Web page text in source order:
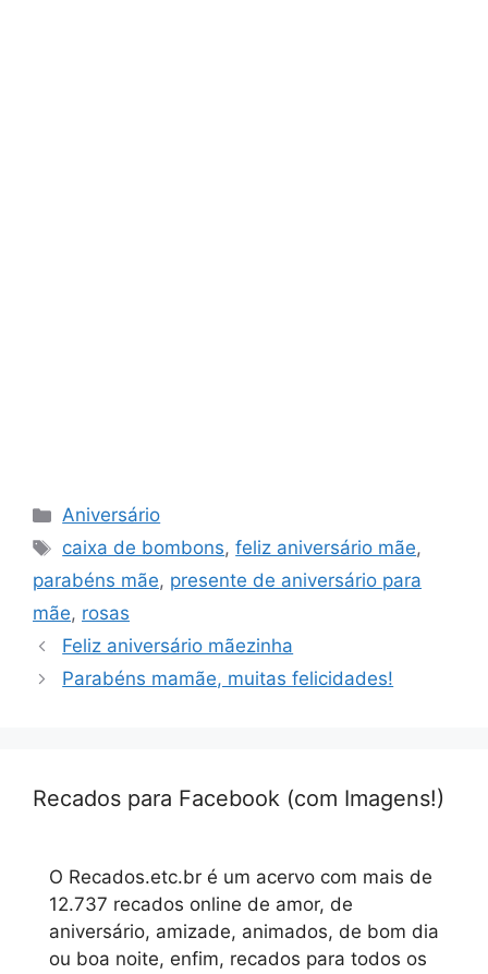
Categorias
Aniversário
Tags
caixa de bombons,feliz aniversário mãe,
parabéns mãe, presente de aniversário para
mãe, rosas
Feliz aniversário mãezinha
Parabéns mamãe, muitas felicidades!
Recados para Facebook (com Imagens!)
O Recados.etc.br é um acervo com mais de
12.737 recados online de amor, de
aniversário, amizade, animados, de bom dia
ou boa noite, enfim, recados para todos os